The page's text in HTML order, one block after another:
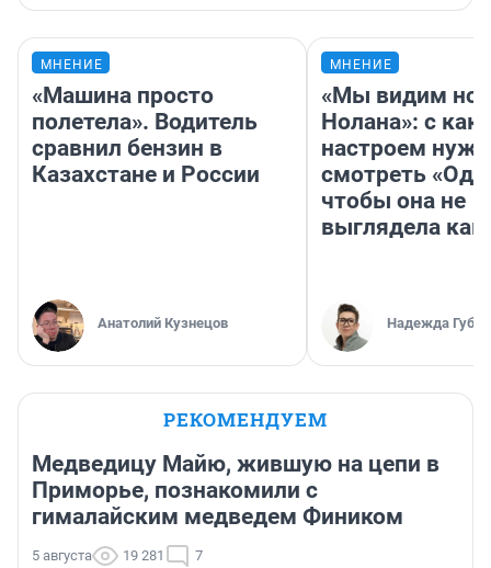
МНЕНИЕ
«Машина просто
полетела». Водитель
сравнил бензин в
Казахстане и России
Анатолий Кузнецов
МНЕНИЕ
«Мы видим
Нолана»: с
настроем
смотреть
чтобы она не
выглядела как
Надежда
РЕКОМЕНДУЕМ
Медведицу Майю, жившую на цепи в
Приморье, познакомили с
гималайским медведем Фиником
5 августа 19 281 7